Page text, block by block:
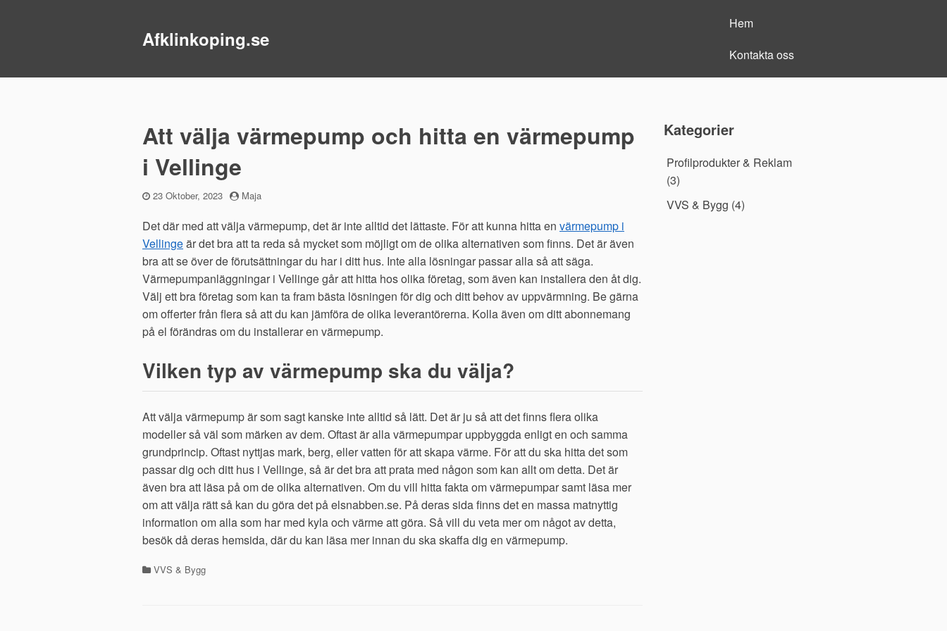
Afklinkoping.se
Hem
Kontakta oss
Att välja värmepump och hitta en värmepump
i Vellinge
Publicerad
23 Oktober, 2023 by
Maja
Det där med att välja värmepump, det är inte alltid det lättaste. För att kunna hitta en värmepump i
Vellingeär det bra att ta reda så mycket som möjligt om de olika alternativen som finns. Det är även
bra att se över de förutsättningar du har i ditt hus. Inte alla lösningar passar alla så att säga.
Värmepumpanläggningar i Vellinge går att hitta hos olika företag, som även kan installera den åt dig.
Välj ett bra företag som kan ta fram bästa lösningen för dig och ditt behov av uppvärmning. Be gärna
om offerter från flera så att du kan jämföra de olika leverantörerna. Kolla även om ditt abonnemang
på el förändras om du installerar en värmepump.
Vilken typ av värmepump ska du välja?
Att välja värmepump är som sagt kanske inte alltid så lätt. Det är ju så att det finns flera olika
modeller så väl som märken av dem. Oftast är alla värmepumpar uppbyggda enligt en och samma
grundprincip. Oftast nyttjas mark, berg, eller vatten för att skapa värme. För att du ska hitta det som
passar dig och ditt hus i Vellinge, så är det bra att prata med någon som kan allt om detta. Det är
även bra att läsa på om de olika alternativen. Om du vill hitta fakta om värmepumpar samt läsa mer
om att välja rätt så kan du göra det på elsnabben.se. På deras sida finns det en massa matnyttig
information om alla som har med kyla och värme att göra. Så vill du veta mer om något av detta,
besök då deras hemsida, där du kan läsa mer innan du ska skaffa dig en värmepump.
Kategorier
VVS & Bygg
Kategorier
Profilprodukter & Reklam
(3)
VVS & Bygg (4)